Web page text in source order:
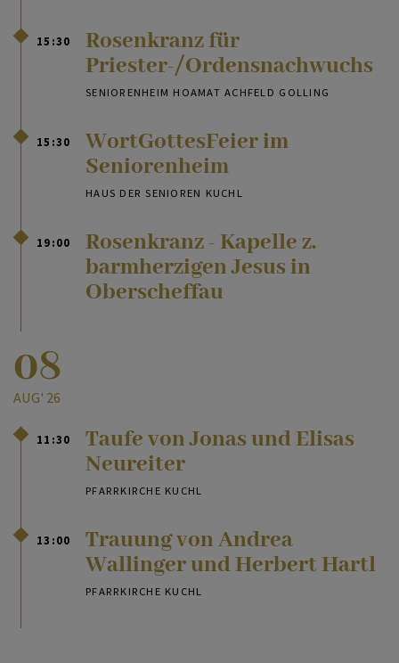
15:30
Rosenkranz für
Priester-/Ordensnachwuchs
SENIORENHEIM HOAMAT ACHFELD GOLLING
15:30
WortGottesFeier im
Seniorenheim
HAUS DER SENIOREN KUCHL
19:00
Rosenkranz - Kapelle z.
barmherzigen Jesus in
Oberscheffau
08
AUG' 26
11:30
Taufe von Jonas und Elisas
Neureiter
PFARRKIRCHE KUCHL
13:00
Trauung von Andrea
Wallinger und Herbert Hartl
PFARRKIRCHE KUCHL